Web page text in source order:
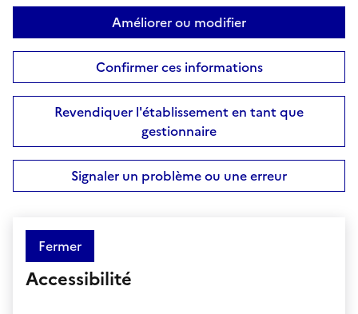
Améliorer ou modifier
Confirmer ces informations
Revendiquer l'établissement en tant que
gestionnaire
Signaler un problème ou une erreur
Fermer
Accessibilité